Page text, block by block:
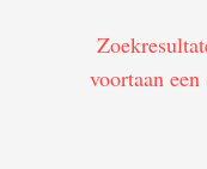
voortaan